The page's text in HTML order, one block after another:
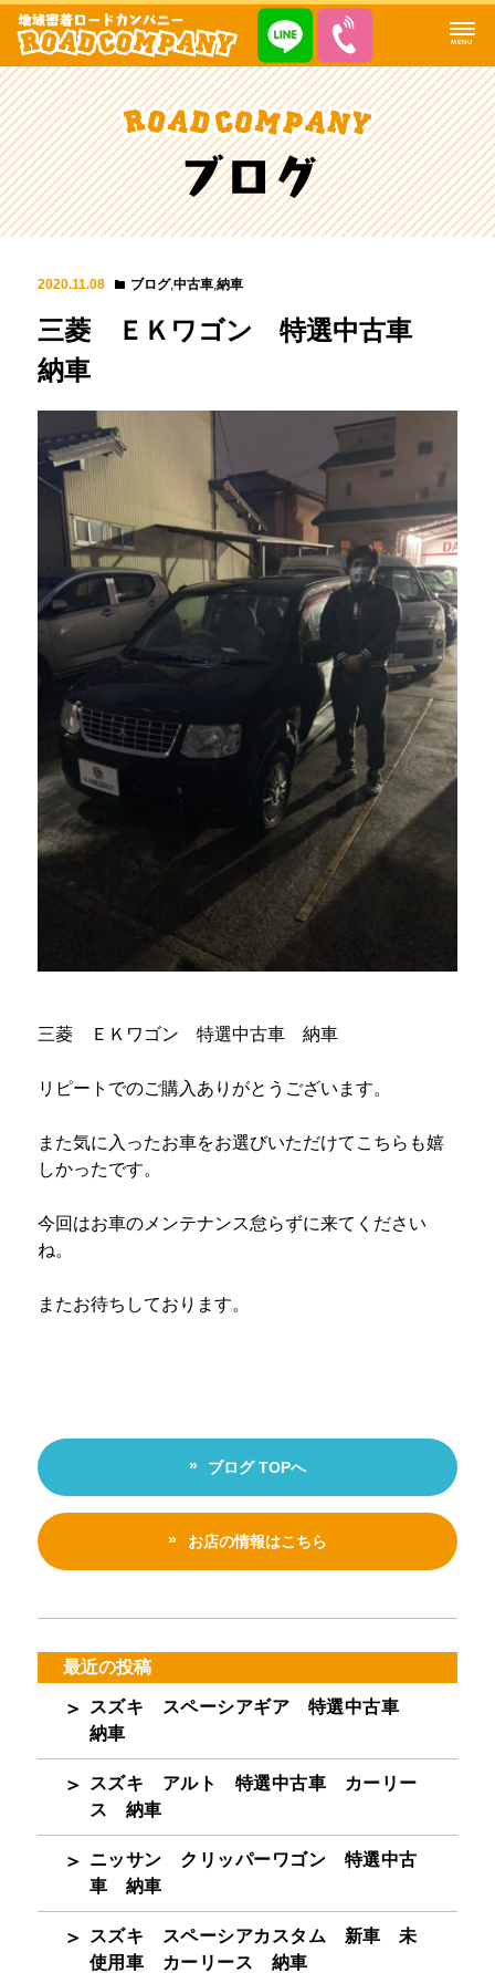
MENU
2020.11.08 ブログ,中古車,納車
三菱 ＥＫワゴン 特選中古車
納車
三菱 ＥＫワゴン 特選中古車 納車
リピートでのご購入ありがとうございます。
また気に入ったお車をお選びいただけてこちらも嬉
しかったです。
今回はお車のメンテナンス怠らずに来てください
ね。
またお待ちしております。
ブログ TOPへ
お店の情報はこちら
最近の投稿
スズキ スペーシアギア 特選中古車
納車
スズキ アルト 特選中古車 カーリー
ス 納車
ニッサン クリッパーワゴン 特選中古
車 納車
スズキ スペーシアカスタム 新車 未
使用車 カーリース 納車